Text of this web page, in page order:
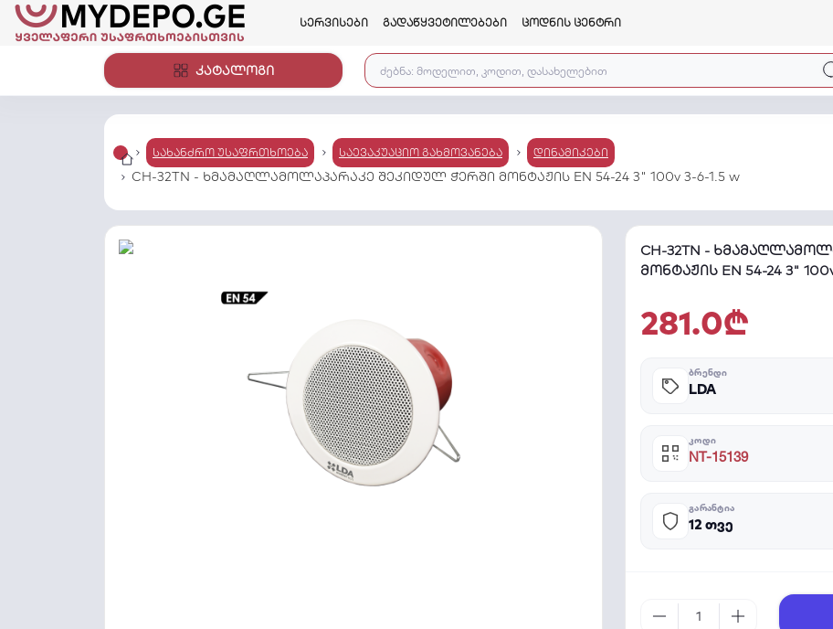
სერვისები გადაწყვეტილებები ცოდნის ცენტრი
კატალოგი
სახანძრო უსაფრთხოება საევაკუაციო გახმოვანება დინამიკები
CH-32TN - ხმამაღლამოლაპარაკე შეკიდულ ჭერში მონტაჟის EN 54-24 3" 100v 3-6-1.5 w
CH-32TN -
მონტაჟის EN 54-24 3"
281.0₾
ᲑᲠᲔᲜᲓᲘ
LDA
ᲙᲝᲓᲘ
NT-15139
ᲒᲐᲠᲐᲜᲢᲘᲐ
12 თვე